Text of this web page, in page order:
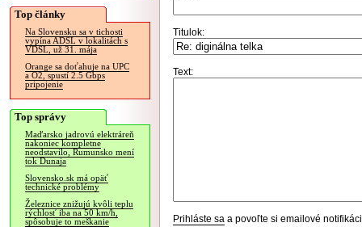
Top články
Na Slovensku sa v tichosti
vypína ADSL v lokalitách s
VDSL, už 31. mája
Orange sa doťahuje na UPC
a O2, spustí 2.5 Gbps
pripojenie
Top správy
Maďarsko jadrovú elektráreň
nakoniec kompletne
neodstavilo, Rumunsko mení
tok Dunaja
Slovensko.sk má opäť
technické problémy
Železnice znižujú kvôli teplu
rýchlosť iba na 50 km/h,
spôsobuje to meškanie
Titulok:
Text:
Prihláste sa a povoľte si emailové